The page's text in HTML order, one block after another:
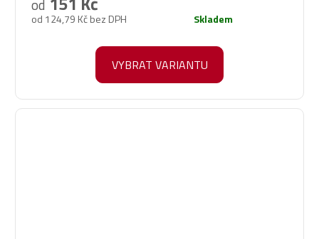
je
od 124,79 Kč bez DPH
od
Skladem
VYBRAT VARIANTU